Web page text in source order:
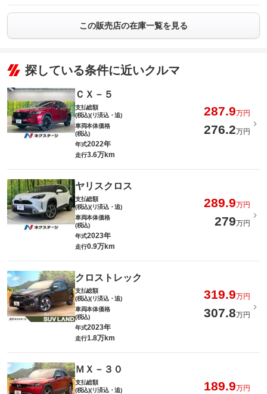
この販売店の在庫一覧を見る
探している条件に近いクルマ
ＣＸ－５
支払総額
(税込)(リ済込・追)
287.9万円
車両本体価格
(税込)
276.2万円
年式2022年
走行3.6万km
ヤリスクロス
支払総額
(税込)(リ済込・追)
289.9万円
車両本体価格
(税込)
279万円
年式2023年
走行0.9万km
クロストレック
支払総額
(税込)(リ済込・追)
319.9万円
車両本体価格
(税込)
307.8万円
年式2023年
走行1.8万km
ＭＸ－３０
支払総額
(税込)(リ済込・追)
189.9万円